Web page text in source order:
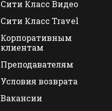
Сити Класс Видео
Сити Класс Travel
Корпоративным
клиентам
Преподавателям
Условия возврата
Вакансии